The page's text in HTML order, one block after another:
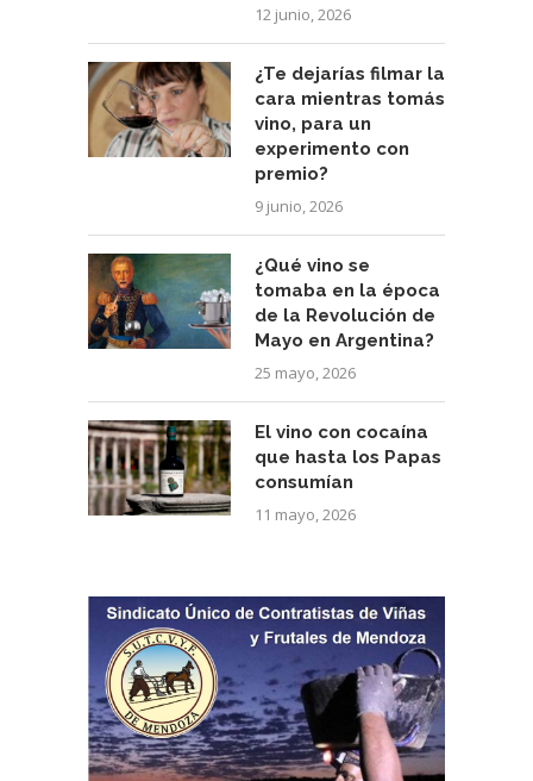
12 junio, 2026
¿Te dejarías filmar la
cara mientras tomás
vino, para un
experimento con
premio?
9 junio, 2026
¿Qué vino se
tomaba en la época
de la Revolución de
Mayo en Argentina?
25 mayo, 2026
El vino con cocaína
que hasta los Papas
consumían
11 mayo, 2026